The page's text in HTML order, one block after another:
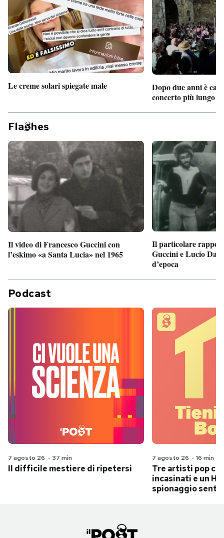
Le creme solari spiegate male
Dopo due anni è
concerto più lungo
Fla hes
Il video di Francesco Guccini con
l’eskimo «a Santa Lucia» nel 1965
Il particolare
Guccini e Lucio
d’epoca
Podcast
7 agosto 26 - 37 min
Il difficile mestiere di ripetersi
7 agosto 26 - 16 min
Tre artisti pop
incasinati e un
spionaggio